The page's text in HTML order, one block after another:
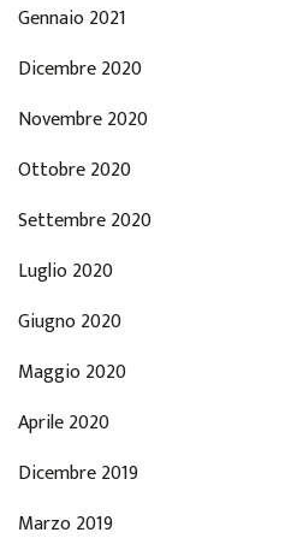
Gennaio 2021
Dicembre 2020
Novembre 2020
Ottobre 2020
Settembre 2020
Luglio 2020
Giugno 2020
Maggio 2020
Aprile 2020
Dicembre 2019
Marzo 2019